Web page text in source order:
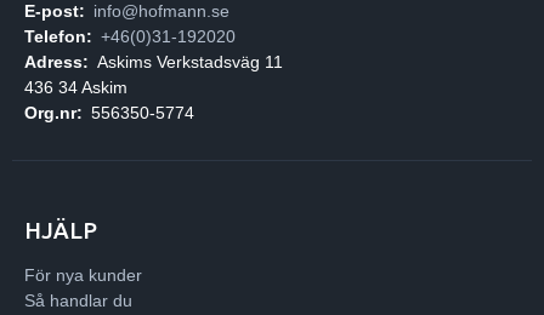
E-post: info@hofmann.se
Telefon: +46(0)31-192020
Adress: Askims Verkstadsväg 11
436 34 Askim
Org.nr: 556350-5774
HJÄLP
För nya kunder
Så handlar du